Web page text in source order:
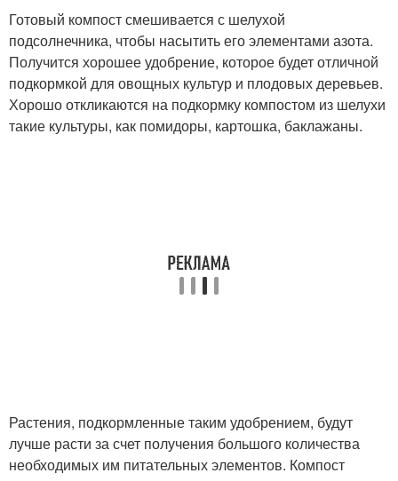
Готовый компост смешивается с шелухой
подсолнечника, чтобы насытить его элементами азота.
Получится хорошее удобрение, которое будет отличной
подкормкой для овощных культур и плодовых деревьев.
Хорошо откликаются на подкормку компостом из шелухи
такие культуры, как помидоры, картошка, баклажаны.
Растения, подкормленные таким удобрением, будут
лучше расти за счет получения большого количества
необходимых им питательных элементов. Компост